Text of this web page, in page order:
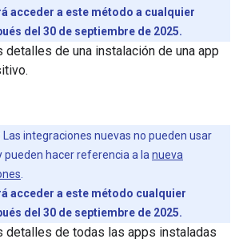
acceder a este método a cualquier
del 30 de septiembre de 2025.
detalles de una instalación de una app
Las integraciones nuevas no pueden usar
pueden hacer referencia a la nueva
acceder a este método cualquier
del 30 de septiembre de 2025.
detalles de todas las apps instaladas